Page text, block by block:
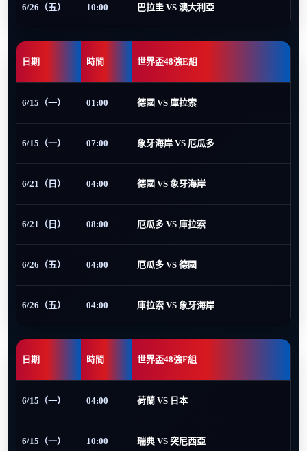
6/26（五） 10:00 巴拉圭 VS 澳大利亞
日期 時間 世界盃48強E組
6/15（一） 01:00 德國 VS 庫拉索
6/15（一） 07:00 象牙海岸 VS 厄瓜多
6/21（日） 04:00 德國 VS 象牙海岸
6/21（日） 08:00 厄瓜多 VS 庫拉索
6/26（五） 04:00 厄瓜多 VS 德國
6/26（五） 04:00 庫拉索 VS 象牙海岸
日期 時間 世界盃48強F組
6/15（一） 04:00 荷蘭 VS 日本
6/15（一） 10:00 瑞典 VS 突尼西亞